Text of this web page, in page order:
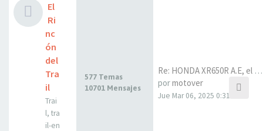
El
Ri
nc
ón
del
Tra
il
Trai
l, tra
il-en
577 Temas
10701 Mensajes
Re: HONDA XR650R A.E, el sueñ…
pormotover
Jue Mar 06, 2025 0:31